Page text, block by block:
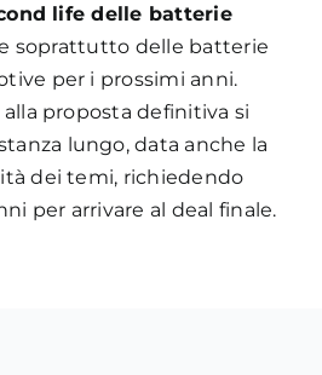
life delle batterie
soprattutto delle batterie
per i prossimi anni.
proposta definitiva si
lungo, data anche la
dei temi, richiedendo
per arrivare al deal finale.